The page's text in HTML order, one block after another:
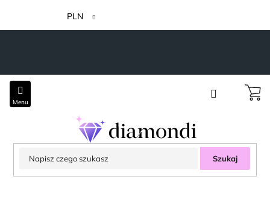
treści
PLN
Szukaj